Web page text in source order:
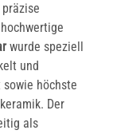
wurde speziell
und
höchste
Der
als